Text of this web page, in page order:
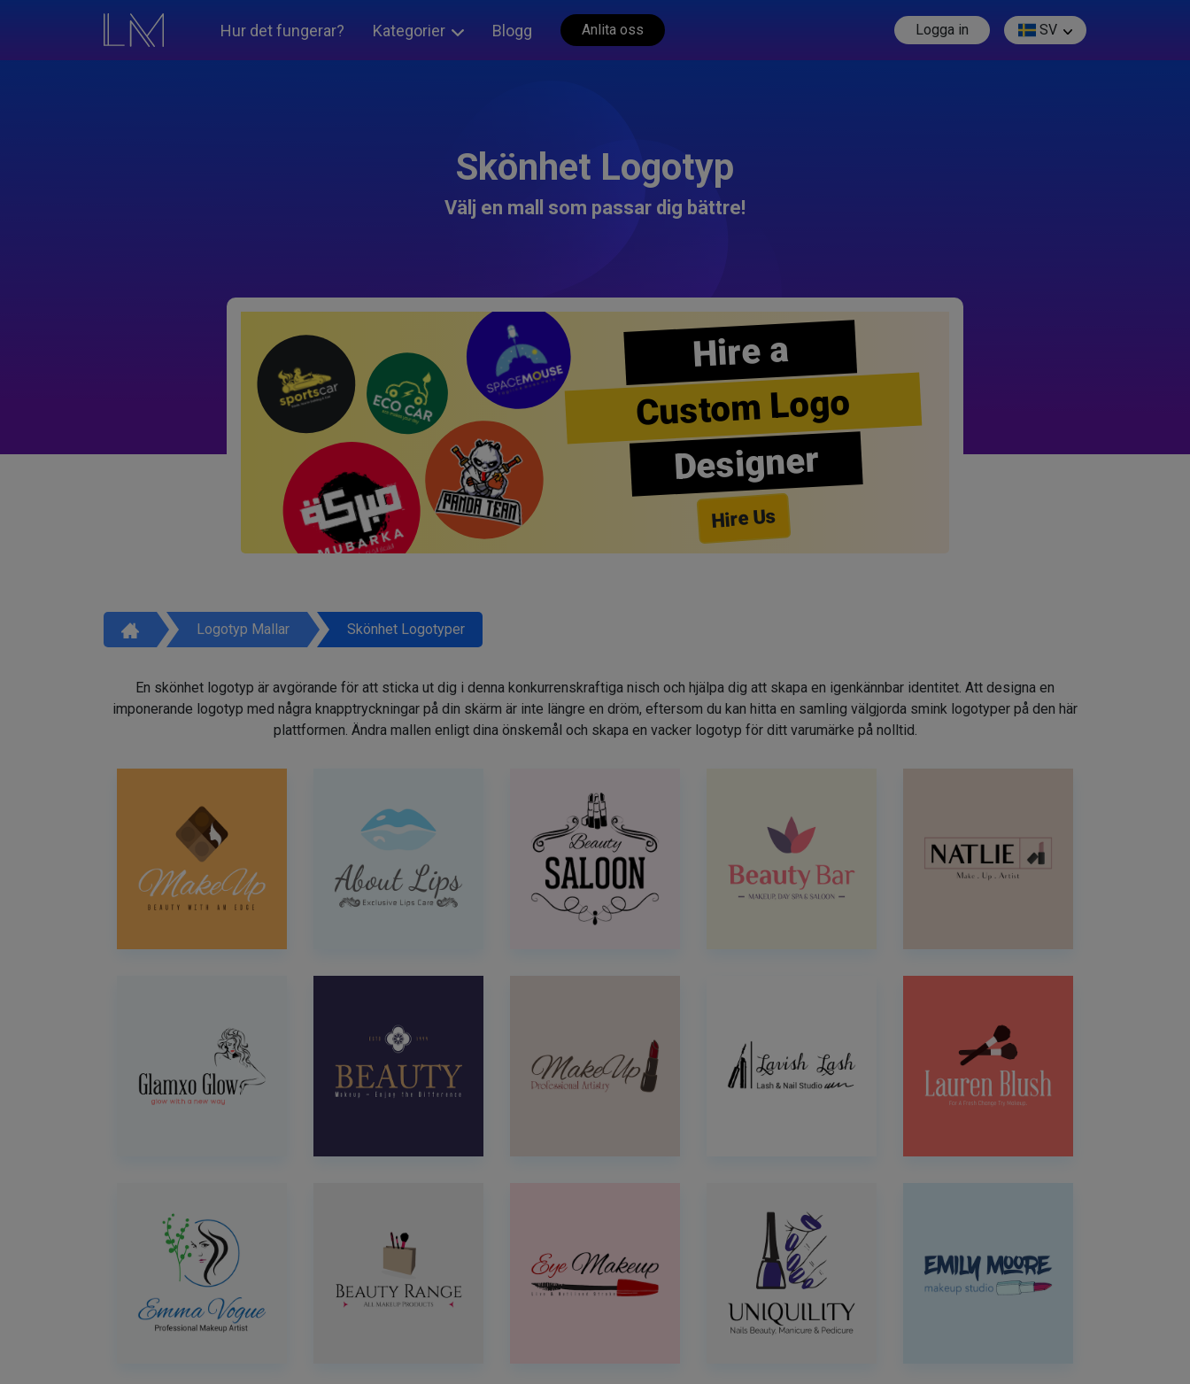
Hur det fungerar? Kategorier Blogg Anlita oss Logga in SV
Skönhet Logotyp
Välj en mall som passar dig bättre!
Hire a
Custom Logo
Designer
Hire Us
Logotyp Mallar Skönhet Logotyper
En skönhet logotyp är avgörande för att sticka ut dig i denna konkurrenskraftiga nisch och hjälpa dig att skapa en igenkännbar identitet. Att designa en
imponerande logotyp med några knapptryckningar på din skärm är inte längre en dröm, eftersom du kan hitta en samling välgjorda smink logotyper på den här
plattformen. Ändra mallen enligt dina önskemål och skapa en vacker logotyp för ditt varumärke på nolltid.